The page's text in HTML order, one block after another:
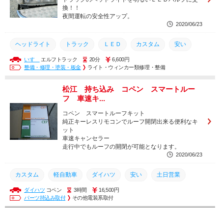
換！！
夜間運転の安全性アップ。
2020/06/23
ヘッドライト トラック ＬＥＤ カスタム 安い
持込 土日営業 取付 整備
いすゞ エルフトラック 20分
6,600円
整備・修理・塗装・板金
ライト・ウィンカー類修理・整備
松江 持ち込み コペン スマートルー
フ 車速キ...
コペン スマートルーフキット
純正キーレスリモコンでルーフ開閉出来る便利なキ
ット
車速キャンセラー
走行中でもルーフの開閉が可能となります。
2020/06/23
カスタム 軽自動車 ダイハツ 安い 土日営業
持ち込み 持込 整備 交換
ダイハツ コペン 3時間
16,500円
パーツ持込み取付
その他電装系取付